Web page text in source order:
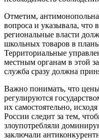
Отметим,
вопроса и указывала, что
региональные власти
школьных товаров в
Территориальные
местным органам в этой
служба сразу должна
Важно понимать, что
регулируются
их самостоятельно,
России следит за тем,
злоупотребляли
заключали